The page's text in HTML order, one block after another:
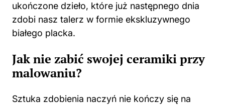
ukończone dzieło, które już następnego dnia
zdobi nasz talerz w formie ekskluzywnego
białego placka.
Jak nie zabić swojej ceramiki przy
malowaniu?
Sztuka zdobienia naczyń nie kończy się na